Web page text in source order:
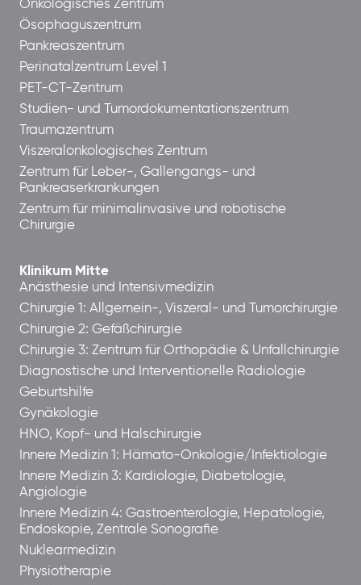
Onkologisches Zentrum
Ösophaguszentrum
Pankreaszentrum
Perinatalzentrum Level 1
PET-CT-Zentrum
Studien- und Tumordokumentationszentrum
Traumazentrum
Viszeralonkologisches Zentrum
Zentrum für Leber-, Gallengangs- und
Pankreaserkrankungen
Zentrum für minimalinvasive und robotische
Chirurgie
Klinikum Mitte
Anästhesie und Intensivmedizin
Chirurgie 1: Allgemein-, Viszeral- und Tumorchirurgie
Chirurgie 2: Gefäßchirurgie
Chirurgie 3: Zentrum für Orthopädie & Unfallchirurgie
Diagnostische und Interventionelle Radiologie
Geburtshilfe
Gynäkologie
HNO, Kopf- und Halschirurgie
Innere Medizin 1: Hämato-Onkologie/Infektiologie
Innere Medizin 3: Kardiologie, Diabetologie,
Angiologie
Innere Medizin 4: Gastroenterologie, Hepatologie,
Endoskopie, Zentrale Sonografie
Nuklearmedizin
Physiotherapie